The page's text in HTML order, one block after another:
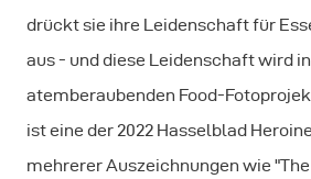
drückt sie ihre Leidenschaft für
aus - und diese Leidenschaft wird
atemberaubenden Food-
ist eine der 2022 Hasselblad
mehrerer Auszeichnungen wie